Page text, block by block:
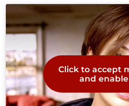
Click to accept
and